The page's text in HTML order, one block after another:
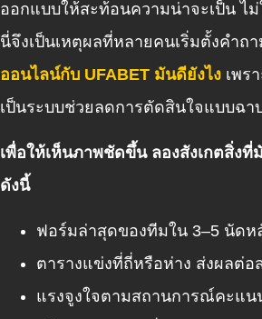
ออกแบบให้สะท้อนความน่าจะเป็น ไ
นี่จึงเป็นเหตุผลที่หลายคนเริ่มตั้งคำถา
ออนไลน์กับ UFABET มันดียังไง เพร
เป็นระบบช่วยลดการตัดสินใจแบบฉา
เพื่อให้เห็นภาพชัดขึ้น ลองสังเกตสิ่ง
ดังนี้
ฟอร์มล่าสุดของทีมใน 3–5 นัดห
ตารางแข่งที่ถี่หรือห่าง ส่งผลต่อ
แรงจูงใจตามสถานการณ์คะแ